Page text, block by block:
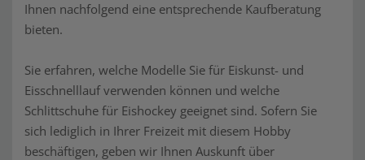
Ihnen nachfolgend eine entsprechende Kaufberatung
bieten.
Sie erfahren, welche Modelle Sie für Eiskunst- und
Eisschnelllauf verwenden können und welche
Schlittschuhe für Eishockey geeignet sind. Sofern Sie
sich lediglich in Ihrer Freizeit mit diesem Hobby
beschäftigen, geben wir Ihnen Auskunft über